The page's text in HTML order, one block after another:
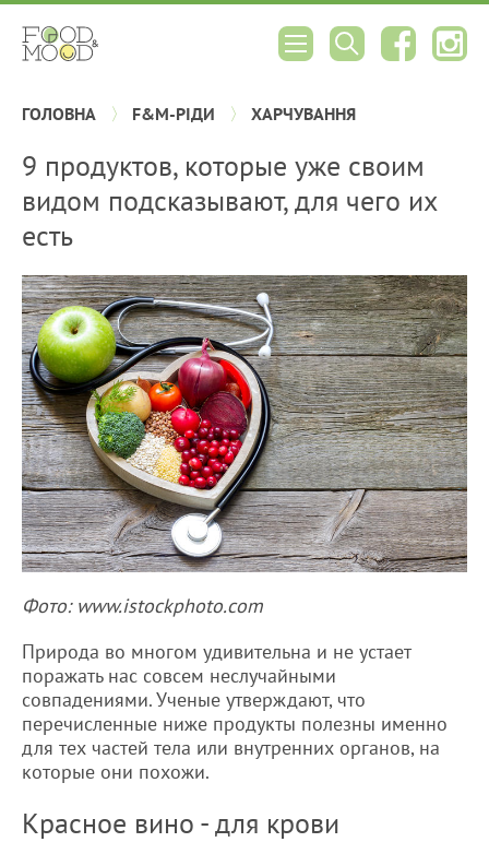
ГОЛОВНА F&M-РІДИ ХАРЧУВАННЯ
9 продуктов, которые уже своим
видом подсказывают, для чего их
есть
Фото: www.istockphoto.com
Природа во многом удивительна и не устает
поражать нас совсем неслучайными
совпадениями. Ученые утверждают, что
перечисленные ниже продукты полезны именно
для тех частей тела или внутренних органов, на
которые они похожи.
Красное вино - для крови